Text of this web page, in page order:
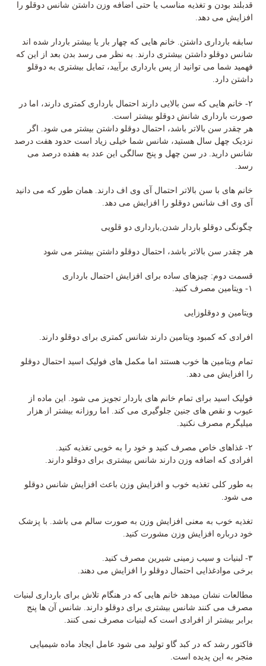
قدبلند بودن و تغذیه مناسب یا حتی اضافه وزن داشتن شانس دوقلو را
افزایش می دهد.
سابقه بارداری داشتن. خانم هایی که چهار بار یا بیشتر باردار شده اند
شانس دوقلو داشتن بیشتری دارند. به نظر می رسد بدن بعد از این که
فهمید شما می توانید از پس بارداری برآیید، تمایل بیشتری به دوقلو
داشتن دارد.
۲- خانم هایی که سن بالایی دارند احتمال بارداری کمتری دارند، اما در
صورت بارداری شانش دوقلو بیشتر است.
هر چقدر سن بالاتر باشد، احتمال دوقلو داشتن بیشتر می شود. اگر
نزدیک چهل سال هستید، شانس شما خیلی زیاد است حدود هفت درصد
شانس دارید. در سن چهل و پنج سالگی این عدد به هفده درصد می
رسد.
خانم های با سن بالاتر احتمال آی وی اف دارند. همان طور که می دانید
آی وی اف شانس دوقلو را افزایش می دهد.
چگونگی دوقلو باردار شدن,بارداری دو قلویی
هر چقدر سن بالاتر باشد، احتمال دوقلو داشتن بیشتر می شود
قسمت دوم: چیزهای ساده برای افزایش احتمال بارداری
۱- ویتامین مصرف کنید.
ویتامین و دوقلوزایی
افرادی که کمبود ویتامین دارند شانس کمتری برای دوقلو دارند.
تمام ویتامین ها خوب هستند اما مکمل های فولیک اسید احتمال دوقلو
را افزایش می دهد.
فولیک اسید برای تمام خانم های باردار تجویز می شود. این ماده از
عیوب و نقص های جنین جلوگیری می کند. اما روزانه بیشتر از هزار
میلیگرم مصرف نکنید.
۲- غذاهای خاص مصرف کنید و خود را به خوبی تغذیه کنید.
افرادی که اضافه وزن دارند شانس بیشتری برای دوقلو دارند.
به طور کلی تغذیه خوب و افزایش وزن باعث افزایش شانس دوقلو
می شود.
تغذیه خوب به معنی افزایش وزن به صورت سالم می باشد. با پزشک
خود درباره افزایش وزن مشورت کنید.
۳- لبنیات و سیب زمینی شیرین مصرف کنید.
برخی موادغذایی احتمال دوقلو را افزایش می دهند.
مطالعات نشان میدهد خانم هایی که در هنگام تلاش برای بارداری لبنیات
مصرف می کنند شانس بیشتری برای دوقلو دارند. شانس آن ها پنج
برابر بیشتر از افرادی است که لبنیات مصرف نمی کنند.
فاکتور رشد که در کبد گاو تولید می شود عامل ایجاد ماده شیمیایی
منجر به این پدیده است.